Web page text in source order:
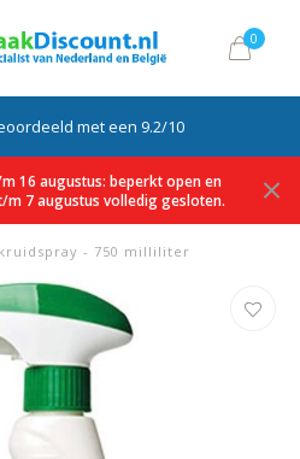
0
met een 9.2/10
16 augustus: beperkt open en
7 augustus volledig gesloten.
- 750 milliliter